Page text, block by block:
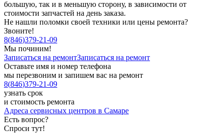
большую, так и в меньшую сторону, в зависимости от
стоимости запчастей на день заказа.
Не нашли поломки своей техники или цены ремонта?
Звоните!
8(846)379-21-09
Мы починим!
Записаться на ремонтЗаписаться на ремонт
Оставьте имя и номер телефона
мы перезвоним и запишем вас на ремонт
8(846)379-21-09
узнать срок
и стоимость ремонта
Адреса сервисных центров в Самаре
Есть вопрос?
Спроси тут!